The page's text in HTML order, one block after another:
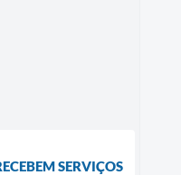
SERVIÇOS